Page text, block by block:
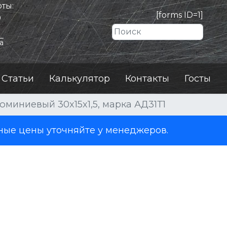
[forms ID=1]
Статьи Калькулятор Контакты Госты
30x15x1,5, марка АД31Т1
цены уточняйте у менеджеров.